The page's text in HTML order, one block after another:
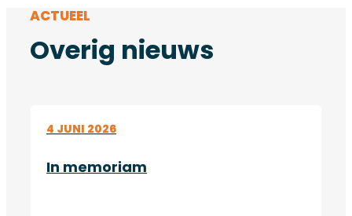
ACTUEEL
Overig nieuws
4 JUNI 2026
In memoriam